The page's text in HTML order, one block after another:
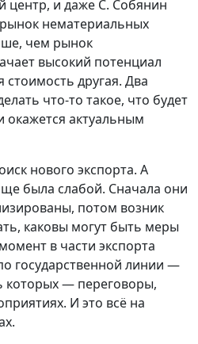
центр, и даже С. Собянин
нематериальных
чем рынок
высокий потенциал
стоимость другая. Два
что-то такое, что будет
окажется актуальным
нового экспорта. А
была слабой. Сначала они
потом возник
каковы могут быть меры
в части экспорта
государственной линии —
которых — переговоры,
И это всё на